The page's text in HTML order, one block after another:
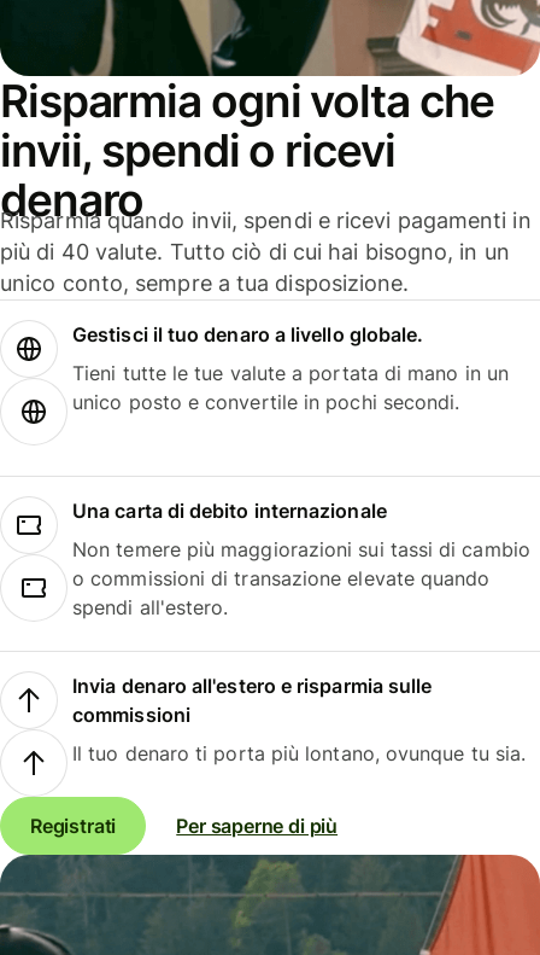
Risparmia ogni volta che
invii, spendi o ricevi
denaro
Risparmia quando invii, spendi e ricevi pagamenti in
più di 40 valute. Tutto ciò di cui hai bisogno, in un
unico conto, sempre a tua disposizione.
Gestisci il tuo denaro a livello globale.
Tieni tutte le tue valute a portata di mano in un
unico posto e convertile in pochi secondi.
Una carta di debito internazionale
Non temere più maggiorazioni sui tassi di cambio
o commissioni di transazione elevate quando
spendi all'estero.
Invia denaro all'estero e risparmia sulle
commissioni
Il tuo denaro ti porta più lontano, ovunque tu sia.
Registrati Per saperne di più